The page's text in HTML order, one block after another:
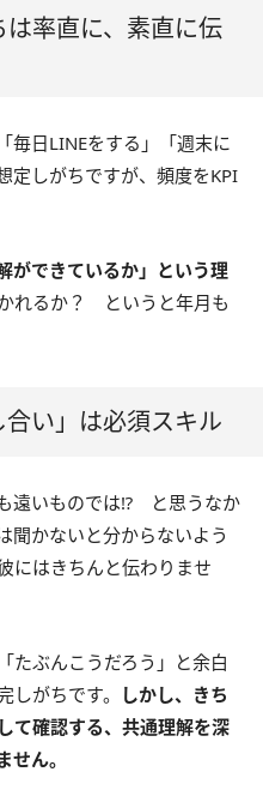
率直に、素直に伝
毎日LINEをする」「週末に
定しがちですが、頻度をKPI
ができているか」という理
れるか？ というと年月も
い」は必須スキル
遠いものでは⁉ と思うなか
かないと分からないよう
にはきちんと伝わりませ
たぶんこうだろう」と余白
がちです。
しかし、きち
て確認する、共通理解を深
ん。